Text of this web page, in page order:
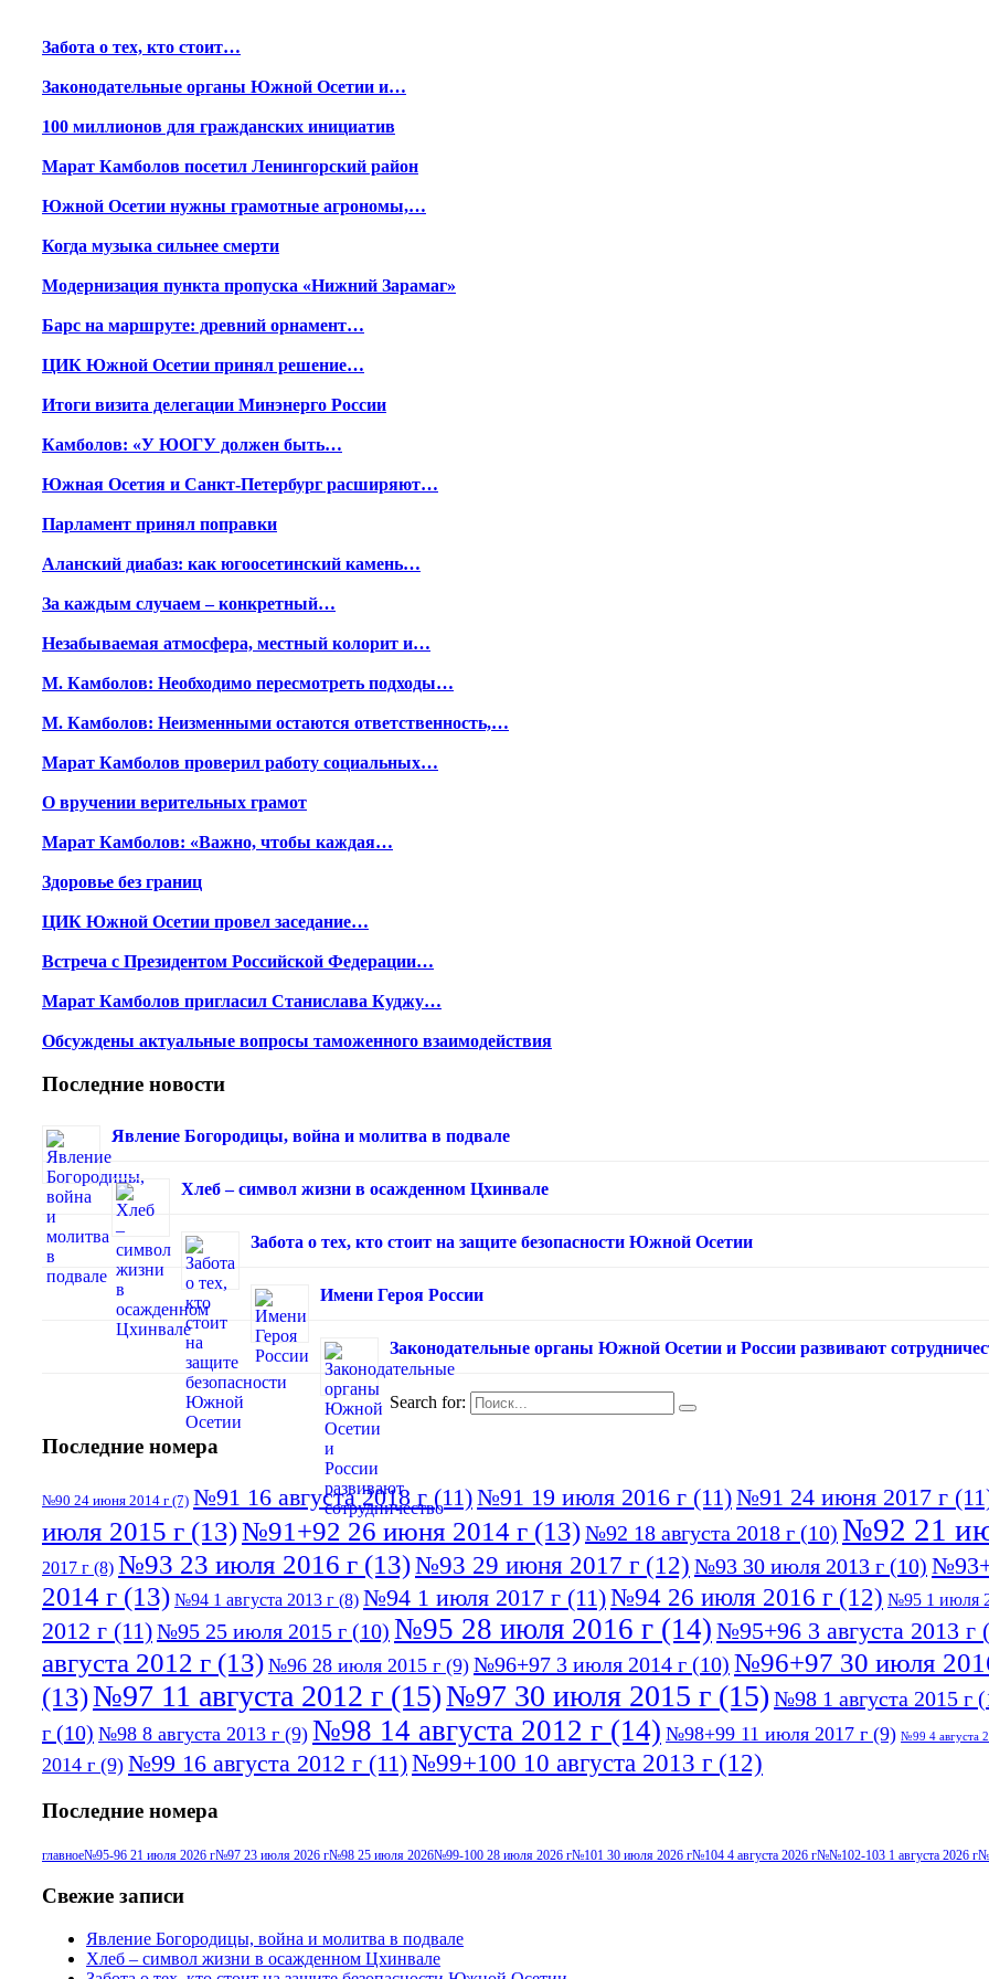
Забота о тех, кто стоит…
Законодательные органы Южной Осетии и…
100 миллионов для гражданских инициатив
Марат Камболов посетил Ленингорский район
Южной Осетии нужны грамотные агрономы,…
Когда музыка сильнее смерти
Модернизация пункта пропуска «Нижний Зарамаг»
Барс на маршруте: древний орнамент…
ЦИК Южной Осетии принял решение…
Итоги визита делегации Минэнерго России
Камболов: «У ЮОГУ должен быть…
Южная Осетия и Санкт-Петербург расширяют…
Парламент принял поправки
Аланский диабаз: как югоосетинский камень…
За каждым случаем – конкретный…
Незабываемая атмосфера, местный колорит и…
М. Камболов: Необходимо пересмотреть подходы…
М. Камболов: Неизменными остаются ответственность,…
Марат Камболов проверил работу социальных…
О вручении верительных грамот
Марат Камболов: «Важно, чтобы каждая…
Здоровье без границ
ЦИК Южной Осетии провел заседание…
Встреча с Президентом Российской Федерации…
Марат Камболов пригласил Станислава Куджу…
Обсуждены актуальные вопросы таможенного взаимодействия
Последние новости
Явление Богородицы, война и молитва в подвале
Хлеб – символ жизни в осажденном Цхинвале
Забота о тех, кто стоит на защите безопасности Южной Осетии
Имени Героя России
Законодательные органы Южной Осетии и России развивают
Search for:
Последние номера
№90 24 июня 2014 г (7) №91 16 августа 2018 г (11)№91 19 июля 2016 г (11)№91 24 июня 2017 г
июля 2015 г (13)№91+92 26 июня 2014 г (13)№92 18 августа 2018 г (10) №92 21
2017 г (8) №93 23 июля 2016 г (13)№93 29 июня 2017 г (12) №93 30 июля 2013 г (10)
2014 г (13) №94 1 августа 2013 г (8) №94 1 июля 2017 г (11)№94 26 июля 2016 г (12) №95 1 июля
2012 г (11)№95 25 июля 2015 г (10) №95 28 июля 2016 г (14) №95+96 3 августа 2013 г
августа 2012 г (13) №96 28 июля 2015 г (9) №96+97 3 июля 2014 г (10) №96+97 30 июля
(13)№97 11 августа 2012 г (15)№97 30 июля 2015 г (15) №98 1 августа 2015 г
г (10) №98 8 августа 2013 г (9) №98 14 августа 2012 г (14) №98+99 11 июля 2017 г (9) №99 4 августа
2014 г (9) №99 16 августа 2012 г (11)№99+100 10 августа 2013 г (12)
Последние номера
главное№95-96 21 июля 2026 г№97 23 июля 2026 г№98 25 июля 2026№99-100 28 июля 2026 г№101 30 июля 2026 г№104 4 августа 2026 г№№102-103 1 августа 2026 г
Свежие записи
Явление Богородицы, война и молитва в подвале
Хлеб – символ жизни в осажденном Цхинвале